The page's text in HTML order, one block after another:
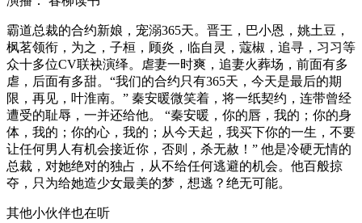
霸道总裁的合约新娘，宠溺365天。晋王，巴小恩，姚土豆，
枫茗领衔，为之，子桓，顾炎，临自灵，蔻椒，追寻，习习等
众十多位CV联袂演绎。虐妻一时爽，追妻火葬场，前面有多
虐，后面有多甜。“我们的合约只有365天，今天是最后的期
限，再见，叶淮南。” 秦安暖微笑着，将一纸契约，连带曾经
遭受的耻辱，一并还给他。 “秦安暖，你的唇，我的；你的身
体，我的；你的心，我的；从今天起，我买下你的一生，不要
让任何男人有机会接近你，否则，杀无赦！” 他是冷硬无情的
总裁，对她绝对的独占，从不给任何逃避的机会。他百般掠
夺，只为给她造少女最美的梦，想逃？绝无可能。
其他小伙伴也在听